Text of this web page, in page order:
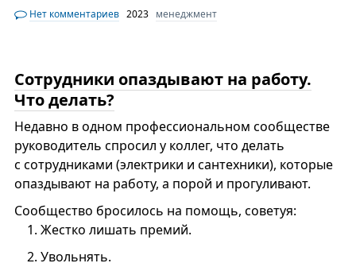
Нет комментариев 2023 менеджмент
Сотрудники опаздывают на работу.
Что делать?
Недавно в одном профессиональном сообществе
руководитель спросил у коллег, что делать
с сотрудниками (электрики и сантехники), которые
опаздывают на работу, а порой и прогуливают.
Сообщество бросилось на помощь, советуя:
Жестко лишать премий.
Увольнять.